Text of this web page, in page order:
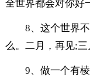
全世界都会对你好
8、这个世界不
么。二月，再见;
9、做一个有棱